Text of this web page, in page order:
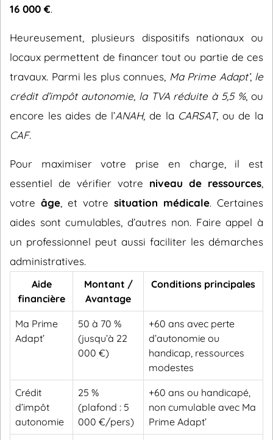
16 000 €.
Heureusement, plusieurs dispositifs nationaux ou
locaux permettent de financer tout ou partie de ces
travaux. Parmi les plus connues, Ma Prime Adapt’, le
crédit d’impôt autonomie, la TVA réduite à 5,5 %, ou
encore les aides de l’ANAH, de la CARSAT, ou de la
CAF.
Pour maximiser votre prise en charge, il est
essentiel de vérifier votre niveau de ressources
votre âge , et votre situation médicale. Certaines
aides sont cumulables, d’autres non. Faire appel à
un professionnel peut aussi faciliter les démarches
administratives.
Aide
financière
Montant /
Avantage
Conditions principales
Ma Prime
Adapt’
50 à 70 %
(jusqu’à 22
000 €)
+60 ans avec perte
d’autonomie ou
handicap, ressources
modestes
Crédit
d’impôt
autonomie
25 %
(plafond : 5
000 €/pers)
+60 ans ou handicapé,
non cumulable avec Ma
Prime Adapt’